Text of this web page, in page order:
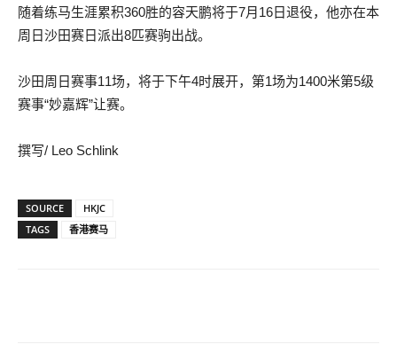
随着练马生涯累积360胜的容天鹏将于7月16日退役，他亦在本
周日沙田赛日派出8匹赛驹出战。
沙田周日赛事11场，将于下午4时展开，第1场为1400米第5级
赛事“妙嘉辉”让赛。
撰写/ Leo Schlink
SOURCE
HKJC
TAGS
香港赛马